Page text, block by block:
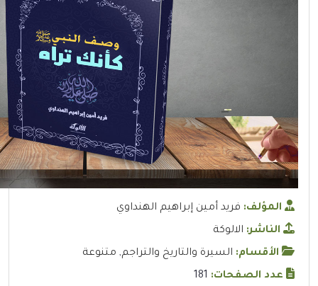
المؤلف: فريد أمين إبراهيم الهنداوي
الناشر: الالوكة
الأقسام: السيرة والتاريخ والتراجم, متنوعة
عدد الصفحات: 181